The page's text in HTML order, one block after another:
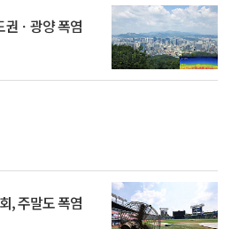
ㆍ광양 폭염
, 주말도 폭염